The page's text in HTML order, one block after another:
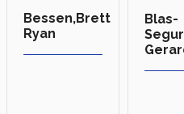
Bessen,Brett
Ryan
Blas-